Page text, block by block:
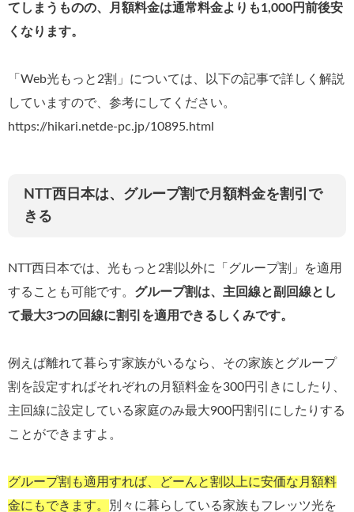
てしまうものの、月額料金は通常料金よりも1,000円前後安
くなります。
「Web光もっと2割」については、以下の記事で詳しく解説
していますので、参考にしてください。
https://hikari.netde-pc.jp/10895.html
NTT西日本は、グループ割で月額料金を割引で
きる
NTT西日本では、光もっと2割以外に「グループ割」を適用
することも可能です。 グループ割は、主回線と副回線とし
て最大3つの回線に割引を適用できるしくみです。
例えば離れて暮らす家族がいるなら、その家族とグループ
割を設定すればそれぞれの月額料金を300円引きにしたり、
主回線に設定している家庭のみ最大900円割引にしたりする
ことができますよ。
グループ割も適用すれば、どーんと割以上に安価な月額料
金にもできます。
別々に暮らしている家族もフレッツ光を